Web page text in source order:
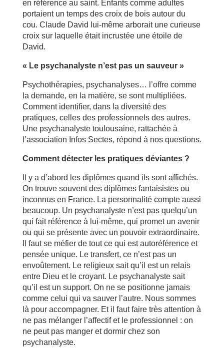
en référence au saint. Enfants comme adultes
portaient un temps des croix de bois autour du
cou. Claude David lui-même arborait une curieuse
croix sur laquelle était incrustée une étoile de
David.
« Le psychanalyste n’est pas un sauveur »
Psychothérapies, psychanalyses… l’offre comme
la demande, en la matière, se sont multipliées.
Comment identifier, dans la diversité des
pratiques, celles des professionnels des autres.
Une psychanalyste toulousaine, rattachée à
l’association Infos Sectes, répond à nos questions.
Comment détecter les pratiques déviantes ?
Il y a d’abord les diplômes quand ils sont affichés.
On trouve souvent des diplômes fantaisistes ou
inconnus en France. La personnalité compte aussi
beaucoup. Un psychanalyste n’est pas quelqu’un
qui fait référence à lui-même, qui promet un avenir
ou qui se présente avec un pouvoir extraordinaire.
Il faut se méfier de tout ce qui est autoréférence et
pensée unique. Le transfert, ce n’est pas un
envoûtement. Le religieux sait qu’il est un relais
entre Dieu et le croyant. Le psychanalyste sait
qu’il est un support. On ne se positionne jamais
comme celui qui va sauver l’autre. Nous sommes
là pour accompagner. Et il faut faire très attention à
ne pas mélanger l’affectif et le professionnel : on
ne peut pas manger et dormir chez son
psychanalyste.